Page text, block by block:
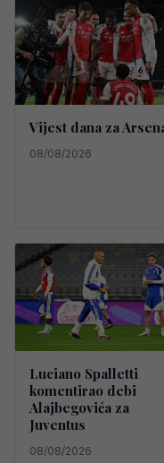
Vijest dana za
08/08/2026
Luciano Spalletti
komentirao debi
Alajbegovića za
Juventus
08/08/2026